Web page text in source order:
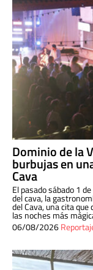
Dominio de la
burbujas en
Cava
El pasado sábado 1
del cava, la
del Cava, una cita
las noches más
06/08/2026